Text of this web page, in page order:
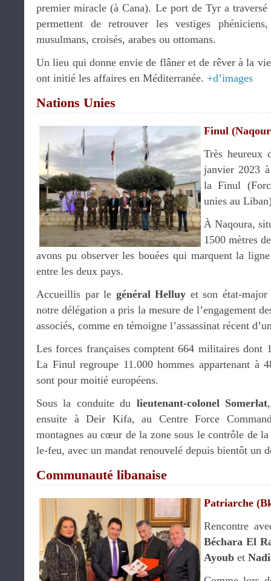
premier miracle (à Cana). Le port de Tyr a
permettent de retrouver les vestiges
musulmans, croisés, arabes ou ottomans.
Un lieu qui donne envie de flâner et de rêver à la
ont initié les affaires en Méditerranée. +d’images
Nations Unies
Finul
Très heureux
janvier 2023
la Finul
unies au
À Naqoura,
1500 mètres
avons pu observer les bouées qui marquent la
entre les deux pays.
Accueillis par le général Helluy et son état-
notre délégation a pris la mesure de l’engagement
associés, comme en témoigne l’assassinat récent
Les forces françaises comptent 664 militaires dont
La Finul regroupe 11.000 hommes appartenant à
sont pour moitié européens.
Sous la conduite du lieutenant-colonel Somerlat
ensuite à Deir Kifa, au Centre Force
montagnes au cœur de la zone sous le contrôle de
le-feu, avec un mandat renouvelé depuis bientôt un
Communauté libanaise
Patriarche
Rencontre
Béchara El
Ayoub et